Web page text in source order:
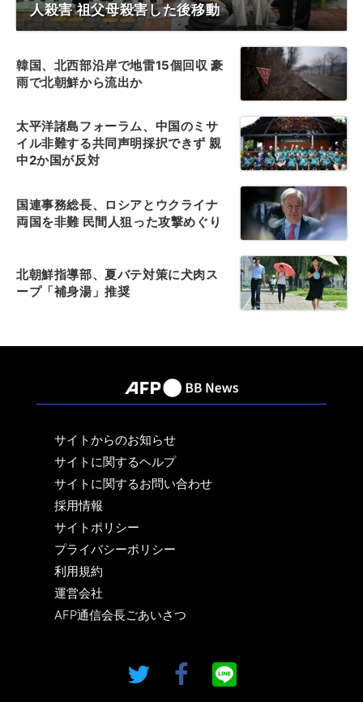
人殺害 祖父母殺害した後移動
韓国、北西部沿岸で地雷15個回収 豪
雨で北朝鮮から流出か
太平洋諸島フォーラム、中国のミサ
イル非難する共同声明採択できず 親
中2か国が反対
国連事務総長、ロシアとウクライナ
両国を非難 民間人狙った攻撃めぐり
北朝鮮指導部、夏バテ対策に犬肉ス
ープ「補身湯」推奨
サイトからのお知らせ
サイトに関するヘルプ
サイトに関するお問い合わせ
採用情報
サイトポリシー
プライバシーポリシー
利用規約
運営会社
AFP通信会長ごあいさつ